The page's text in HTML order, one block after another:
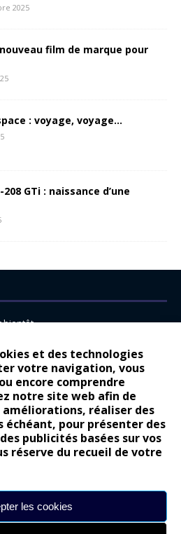
et des technologies
votre navigation, vous
encore comprendre
notre site web afin de
réaliser des
pour présenter des
publicités basées sur vos
réserve du recueil de votre
les cookies
2025
film de marque pour
: voyage, voyage…
GTi : naissance d’une
bientôt…
pour Citroën
d’une légende